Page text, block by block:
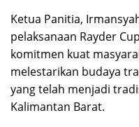
Ketua Panitia,
pelaksanaan Rayder
komitmen kuat
melestarikan budaya
yang telah menjadi
Kalimantan Barat.